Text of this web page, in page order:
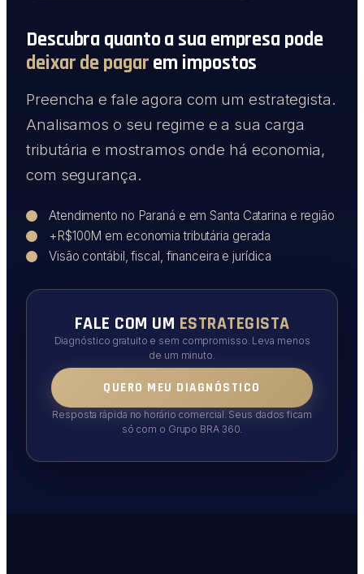
Descubra quanto a sua empresa pode
deixar de pagarem impostos
Preencha e fale agora com um estrategista.
Analisamos o seu regime e a sua carga
tributária e mostramos onde há economia,
com segurança.
Atendimento no Paraná e em Santa Catarina e região
+R$100M em economia tributária gerada
Visão contábil, fiscal, financeira e jurídica
FALE COM UM ESTRATEGISTA
Diagnóstico gratuito e sem compromisso. Leva menos
de um minuto.
QUERO MEU DIAGNÓSTICO
Resposta rápida no horário comercial. Seus dados ficam
só com o Grupo BRA 360.